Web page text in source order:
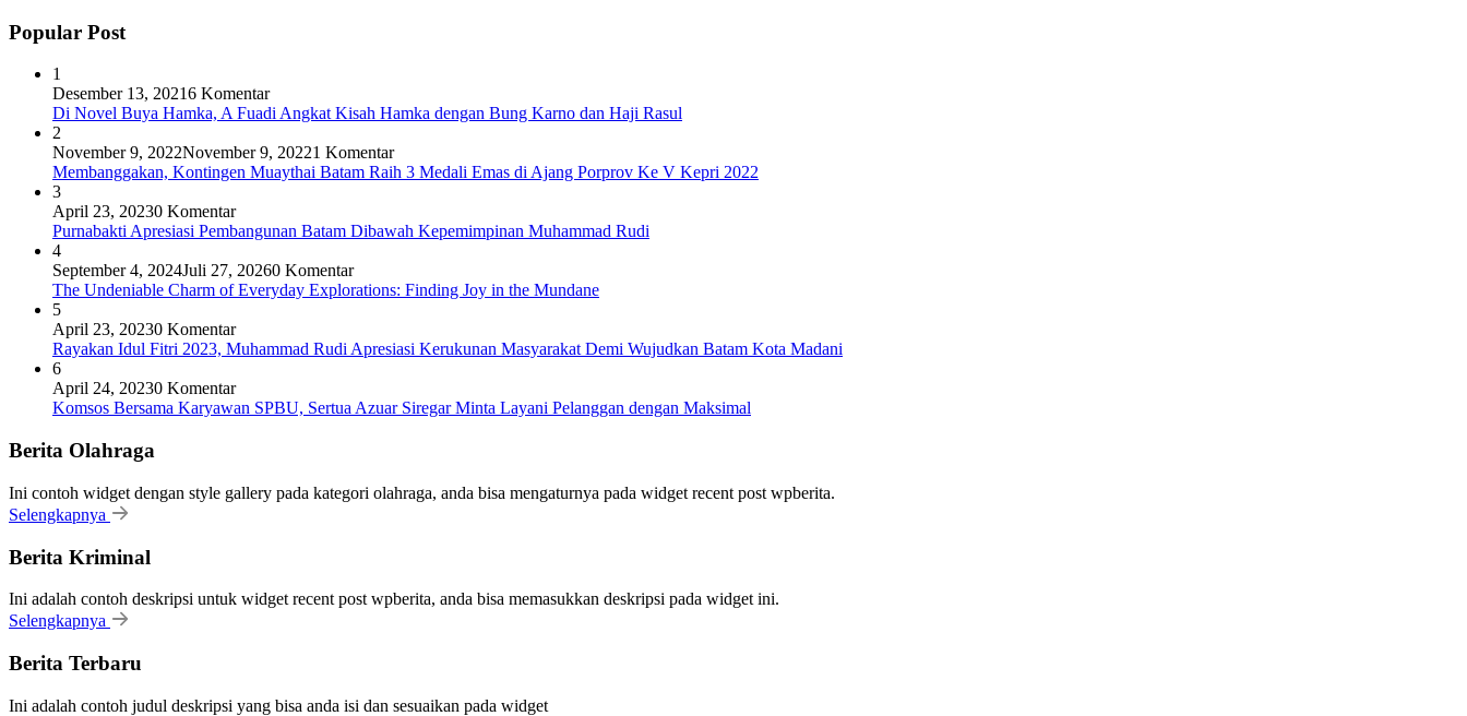
Popular Post
1
Desember 13, 20216 Komentar
Di Novel Buya Hamka, A Fuadi Angkat Kisah Hamka dengan Bung Karno dan Haji Rasul
2
November 9, 2022November 9, 20221 Komentar
Membanggakan, Kontingen Muaythai Batam Raih 3 Medali Emas di Ajang Porprov Ke V Kepri 2022
3
April 23, 20230 Komentar
Purnabakti Apresiasi Pembangunan Batam Dibawah Kepemimpinan Muhammad Rudi
4
September 4, 2024Juli 27, 20260 Komentar
The Undeniable Charm of Everyday Explorations: Finding Joy in the Mundane
5
April 23, 20230 Komentar
Rayakan Idul Fitri 2023, Muhammad Rudi Apresiasi Kerukunan Masyarakat Demi Wujudkan Batam Kota Madani
6
April 24, 20230 Komentar
Komsos Bersama Karyawan SPBU, Sertua Azuar Siregar Minta Layani Pelanggan dengan Maksimal
Berita Olahraga
Ini contoh widget dengan style gallery pada kategori olahraga, anda bisa mengaturnya pada widget recent post wpberita.
Selengkapnya
Berita Kriminal
Ini adalah contoh deskripsi untuk widget recent post wpberita, anda bisa memasukkan deskripsi pada widget ini.
Selengkapnya
Berita Terbaru
Ini adalah contoh judul deskripsi yang bisa anda isi dan sesuaikan pada widget